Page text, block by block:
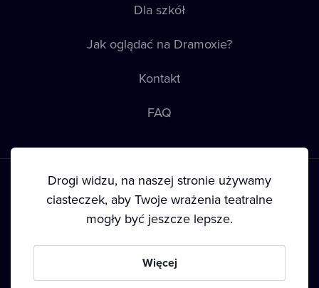
Dla szkół
Jak oglądać na Dramoxie?
Kontakt
FAQ
Prawa autorskie
Drogi widzu, na naszej stronie używamy
ciasteczek, aby Twoje wrażenia teatralne
mogły być jeszcze lepsze.
Więcej